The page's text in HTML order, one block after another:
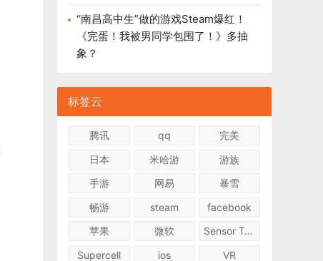
“南昌高中生”做的游戏Steam爆红！
《完蛋！我被男同学包围了！》多抽
象？
标签云
腾讯 qq
完美
日本
米哈游
游族
手游
网易
暴雪
畅游
steam
facebook
苹果
微软
Sensor Tower
Supercell
ios
VR